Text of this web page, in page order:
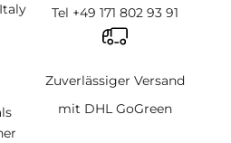
Tel +49 171 802 93 91
Zuverlässiger Versand
mit DHL GoGreen